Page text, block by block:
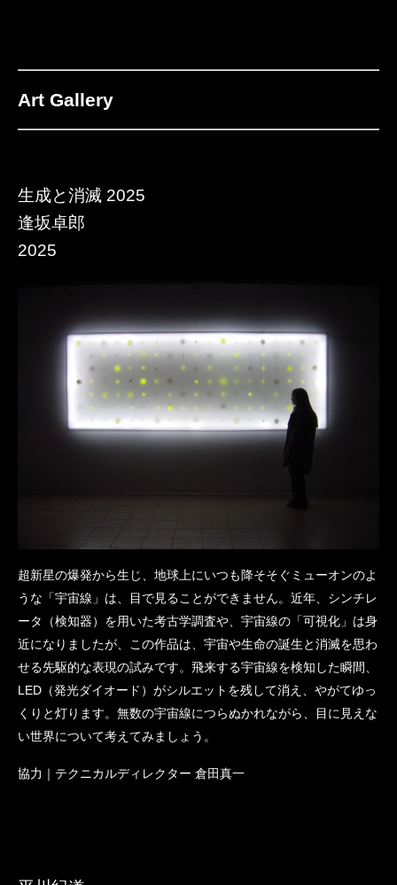
Art Gallery
生成と消滅 2025
逢坂卓郎
2025
超新星の爆発から生じ、地球上にいつも降そそぐミューオンのよ
うな「宇宙線」は、目で見ることができません。近年、シンチレ
ータ（検知器）を用いた考古学調査や、宇宙線の「可視化」は身
近になりましたが、この作品は、宇宙や生命の誕生と消滅を思わ
せる先駆的な表現の試みです。飛来する宇宙線を検知した瞬間、
LED（発光ダイオード）がシルエットを残して消え、やがてゆっ
くりと灯ります。無数の宇宙線につらぬかれながら、目に見えな
い世界について考えてみましょう。
協力｜テクニカルディレクター 倉田真一